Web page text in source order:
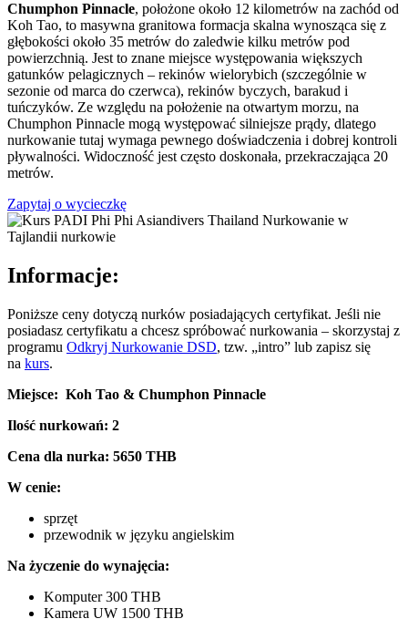
Chumphon Pinnacle, położone około 12 kilometrów na zachód od
Koh Tao, to masywna granitowa formacja skalna wynosząca się z
głębokości około 35 metrów do zaledwie kilku metrów pod
powierzchnią. Jest to znane miejsce występowania większych
gatunków pelagicznych – rekinów wielorybich (szczególnie w
sezonie od marca do czerwca), rekinów byczych, barakud i
tuńczyków. Ze względu na położenie na otwartym morzu, na
Chumphon Pinnacle mogą występować silniejsze prądy, dlatego
nurkowanie tutaj wymaga pewnego doświadczenia i dobrej kontroli
pływalności. Widoczność jest często doskonała, przekraczająca 20
metrów.
Zapytaj o wycieczkę
Informacje:
Poniższe ceny dotyczą nurków posiadających certyfikat. Jeśli nie
posiadasz certyfikatu a chcesz spróbować nurkowania – skorzystaj z
programu Odkryj Nurkowanie DSD, tzw. „intro” lub zapisz się
na kurs.
Miejsce: Koh Tao & Chumphon Pinnacle
Ilość nurkowań: 2
Cena dla nurka: 5650 THB
W cenie:
sprzęt
przewodnik w języku angielskim
Na życzenie do wynajęcia:
Komputer 300 THB
Kamera UW 1500 THB